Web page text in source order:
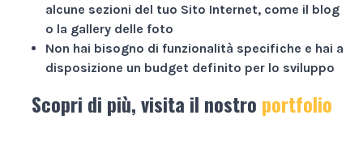
alcune sezioni del tuo Sito Internet, come il blog
o la gallery delle foto
Non hai bisogno di funzionalità specifiche e hai a
disposizione un budget definito per lo sviluppo
Scopri di più, visita il nostro portfolio